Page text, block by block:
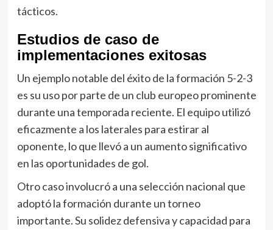
tácticos.
Estudios de caso de
implementaciones exitosas
Un ejemplo notable del éxito de la formación 5-2-3
es su uso por parte de un club europeo prominente
durante una temporada reciente. El equipo utilizó
eficazmente a los laterales para estirar al
oponente, lo que llevó a un aumento significativo
en las oportunidades de gol.
Otro caso involucró a una selección nacional que
adoptó la formación durante un torneo
importante. Su solidez defensiva y capacidad para